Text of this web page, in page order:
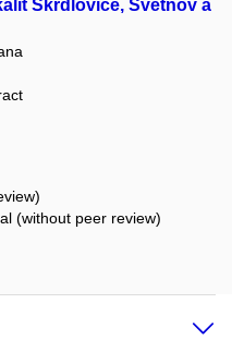
Škrdlovice, Světnov a
(without peer review)